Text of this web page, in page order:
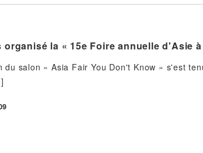
organisé la « 15e Foire annuelle d'Asie à
du salon « Asia Fair You Don't Know » s'est